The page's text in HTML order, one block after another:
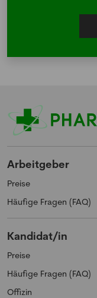
Arbeitgeber
Preise
Häufige Fragen (FAQ)
Kandidat/in
Preise
Häufige Fragen (FAQ)
Offizin